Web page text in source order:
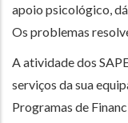
apoio psicológico,
Os problemas
A atividade dos
serviços da sua
Programas de